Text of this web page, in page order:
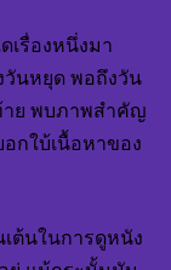
เรื่องหนึ่งมา
วันหยุด พอถึงวัน
าย พบภาพสำคัญ
กใบ้เนื้อหาของ
ต้นในการดูหนัง